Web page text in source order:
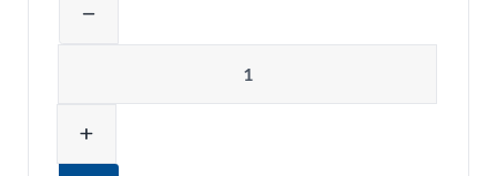
remove
add